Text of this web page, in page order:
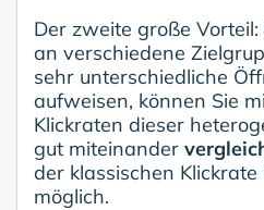
Der zweite große
an verschiedene
sehr unterschiedliche
aufweisen, können Sie
Klickraten dieser
gut miteinander
der klassischen
möglich.